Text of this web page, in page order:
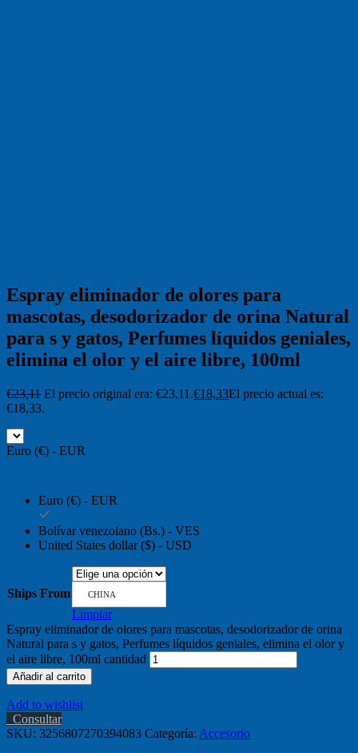
Espray eliminador de olores para
mascotas, desodorizador de orina Natural
para s y gatos, Perfumes líquidos geniales,
elimina el olor y el aire libre, 100ml
€23,11 El precio original era: €23,11.€18,33El precio actual es:
€18,33.
Euro (€) - EUR
Euro (€) - EUR
Bolívar venezolano (Bs.) - VES
United States dollar ($) - USD
Ships From CHINA
Limpiar
Espray eliminador de olores para mascotas, desodorizador de orina
Natural para s y gatos, Perfumes líquidos geniales, elimina el olor y
el aire libre, 100ml cantidad
Añadir al carrito
Add to wishlist
Consultar
SKU: 3256807270394083 Categoría: Accesorio